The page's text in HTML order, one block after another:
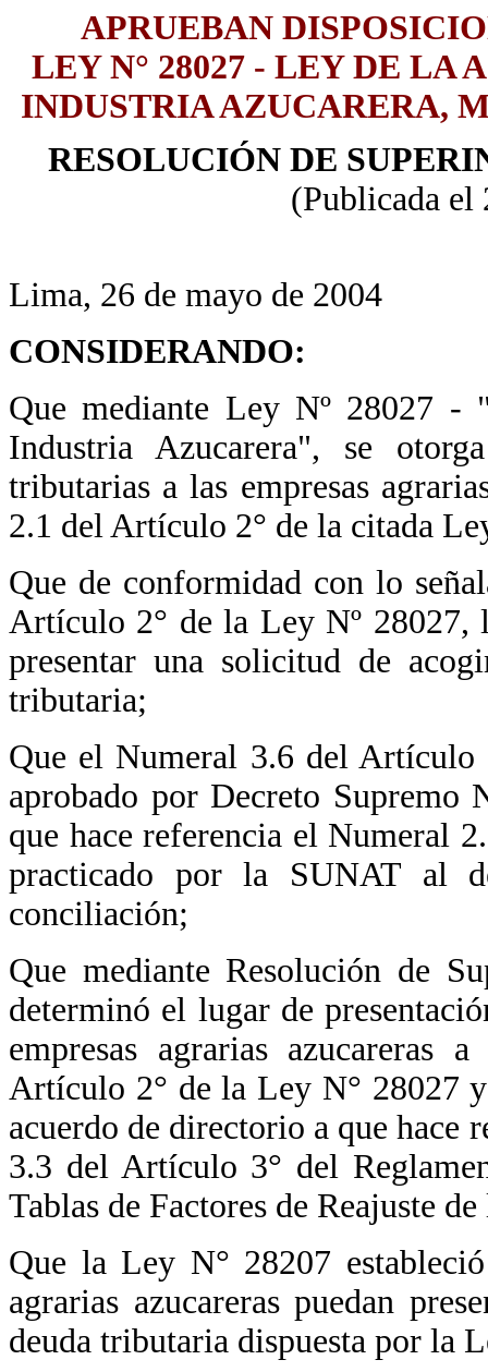
APRUEBAN
LEY N° 28027 - LEY DE LA
INDUSTRIA AZUCARERA,
RESOLUCIÓN DE
(Publicada el
Lima, 26 de mayo de 2004
CONSIDERANDO:
Que mediante Ley Nº 28027
Industria Azucarera", se
tributarias a las empresas
2.1 del Artículo 2° de la citada
Que de conformidad con lo
Artículo 2° de la Ley Nº 28027,
presentar una solicitud de
tributaria;
Que el Numeral 3.6 del Artículo
aprobado por Decreto Supremo
que hace referencia el Numeral
practicado por la SUNAT al
conciliación;
Que mediante Resolución de
determinó el lugar de
empresas agrarias
Artículo 2° de la Ley N° 28027
acuerdo de directorio a que hace
3.3 del Artículo 3° del
Tablas de Factores de Reajuste
Que la Ley N° 28207
agrarias azucareras puedan
deuda tributaria dispuesta por la